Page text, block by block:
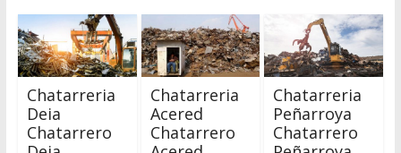
Chatarreria
Deia
Chatarrero
Chatarreria
Acered
Chatarrero
Chatarreria
Peñarroya
Chatarrero